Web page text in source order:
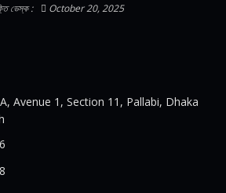
ডেস্ক : October 20, 2025
Avenue 1, Section 11, Pallabi, Dhaka